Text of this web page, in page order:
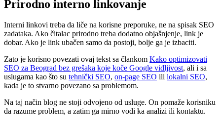
Prirodno interno linkovanje
Interni linkovi treba da liče na korisne preporuke, ne na spisak SEO
zadataka. Ako čitalac prirodno treba dodatno objašnjenje, link je
dobar. Ako je link ubačen samo da postoji, bolje ga je izbaciti.
Zato je korisno povezati ovaj tekst sa člankom Kako optimizovati
SEO za Beograd bez grešaka koje koče Google vidljivost, ali i sa
uslugama kao što su tehnički SEO, on-page SEO ili lokalni SEO,
kada je to stvarno povezano sa problemom.
Na taj način blog ne stoji odvojeno od usluge. On pomaže korisniku
da razume problem, a zatim ga mirno vodi ka analizi ili kontaktu.